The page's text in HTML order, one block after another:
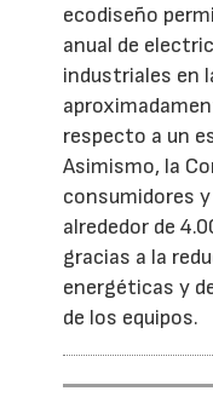
ecodiseño
anual de
industriales en
respecto a un
Asimismo, la
consumidores
alrededor de
gracias a la
energéticas y
de los equipos.